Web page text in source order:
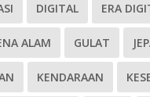
DIGITAL ERA
ALAM GULAT
KENDARAAN